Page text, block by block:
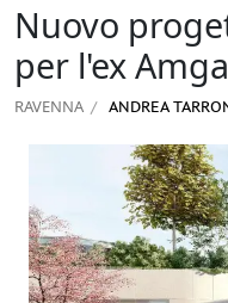
Nuovo
per l'ex
RAVENNA ANDREA